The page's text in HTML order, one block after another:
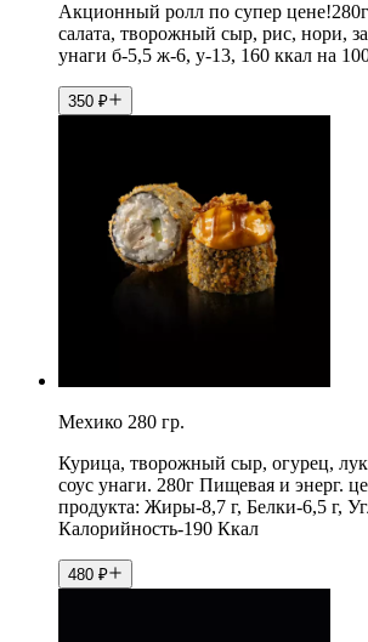
Акционный ролл по супер
салата, творожный сыр, рис, нори,
унаги б-5,5 ж-6, у-13, 160 ккал на
350 ₽
Мехико 280 гр.
Курица, творожный сыр, огурец,
соус унаги. 280г Пищевая и энерг.
продукта: Жиры-8,7 г, Белки-6,5 г,
Калорийность-190 Ккал
480 ₽